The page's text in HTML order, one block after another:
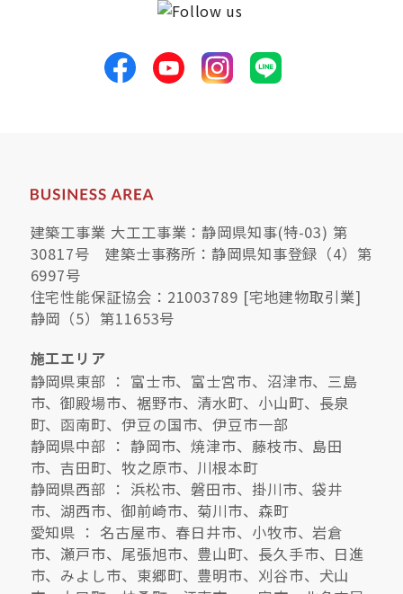
建築工事業 大工工事業：静岡県知事(特-03) 第
30817号 建築士事務所：静岡県知事登録（4）第
6997号
住宅性能保証協会：21003789 [宅地建物取引業]
静岡（5）第11653号
施工エリア
静岡県東部 ： 富士市、富士宮市、沼津市、三島
市、御殿場市、裾野市、清水町、小山町、長泉
町、函南町、伊豆の国市、伊豆市一部
静岡県中部 ： 静岡市、焼津市、藤枝市、島田
市、吉田町、牧之原市、川根本町
静岡県西部 ： 浜松市、磐田市、掛川市、袋井
市、湖西市、御前崎市、菊川市、森町
愛知県 ： 名古屋市、春日井市、小牧市、岩倉
市、瀬戸市、尾張旭市、豊山町、長久手市、日進
市、みよし市、東郷町、豊明市、刈谷市、犬山